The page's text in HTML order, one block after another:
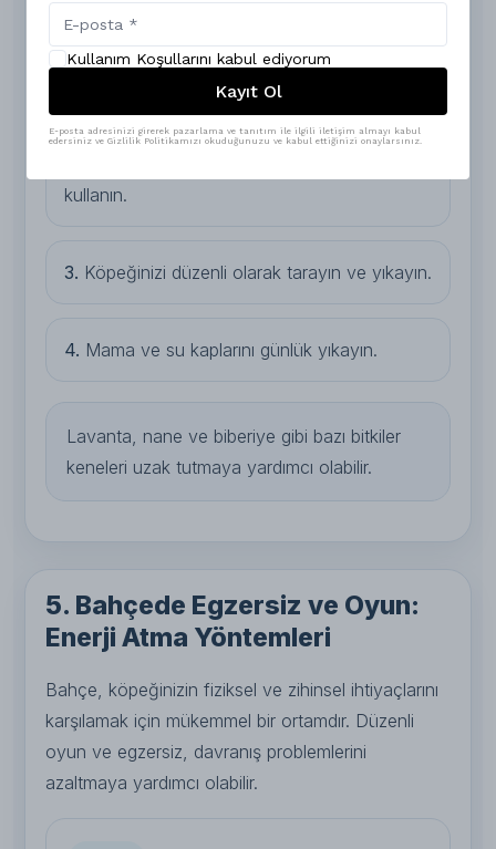
sinek, koku ve parazit problemleri oluşabilir.
Dışkıları her gün düzenli olarak temizleyin.
kullanın.
3. Köpeğinizi düzenli olarak tarayın ve yıkayın.
4. Mama ve su kaplarını günlük yıkayın.
Lavanta, nane ve biberiye gibi bazı bitkiler
keneleri uzak tutmaya yardımcı olabilir.
5. Bahçede Egzersiz ve Oyun:
Enerji Atma Yöntemleri
Bahçe, köpeğinizin fiziksel ve zihinsel ihtiyaçlarını
karşılamak için mükemmel bir ortamdır. Düzenli
oyun ve egzersiz, davranış problemlerini
azaltmaya yardımcı olabilir.
Kullanım Koşullarını kabul ediyorum
Kayıt Ol
E-posta adresinizi girerek pazarlama ve tanıtım ile ilgili iletişim almayı kabul
edersiniz ve Gizlilik Politikamızı okuduğunuzu ve kabul ettiğinizi onaylarsınız.